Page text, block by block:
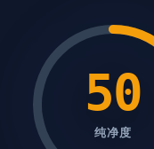
50
纯净度